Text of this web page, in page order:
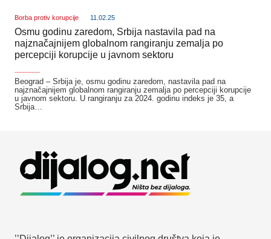
Borba protiv korupcije 11.02.25
Osmu godinu zaredom, Srbija nastavila pad na
najznačajnijem globalnom rangiranju zemalja po
percepciji korupcije u javnom sektoru
Beograd – Srbija je, osmu godinu zaredom, nastavila pad na
najznačajnijem globalnom rangiranju zemalja po percepciji korupcije
u javnom sektoru. U rangiranju za 2024. godinu indeks je 35, a
Srbija…